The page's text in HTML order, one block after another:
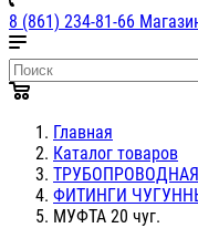
8 (861) 234-81-66
Главная
Каталог товаров
ФИТИНГИ
МУФТА 20 чуг.